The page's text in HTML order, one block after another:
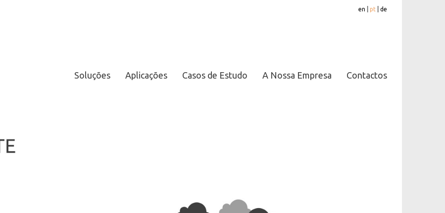
en pt de
Soluções Aplicações Casos de Estudo A Nossa Empresa Contactos